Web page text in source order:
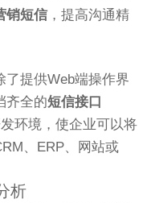
销短信 ，提高沟通精
了提供Web端操作界
齐全的短信接口
环境，使企业可以将
、ERP、网站或
析